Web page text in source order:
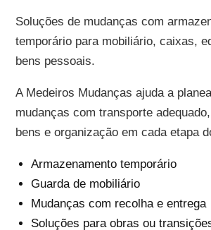
Soluções de mudanças com
temporário para mobiliário, caixas,
bens pessoais.
A Medeiros Mudanças ajuda a
mudanças com transporte
bens e organização em cada etapa
Armazenamento temporário
Guarda de mobiliário
Mudanças com recolha e entrega
Soluções para obras ou